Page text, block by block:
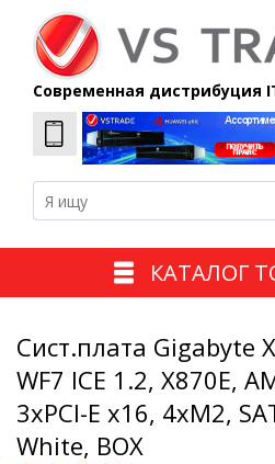
Современная дистрибуция
КАТАЛОГ
Сист.плата Gigabyte
WF7 ICE 1.2, X870E,
3xPCI-E x16, 4xM2,
White, BOX